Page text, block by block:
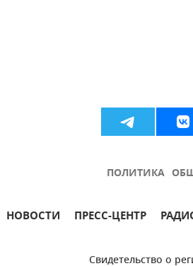
ПОЛИТИКА
НОВОСТИ ПРЕСС-ЦЕНТР
Свидетельство о